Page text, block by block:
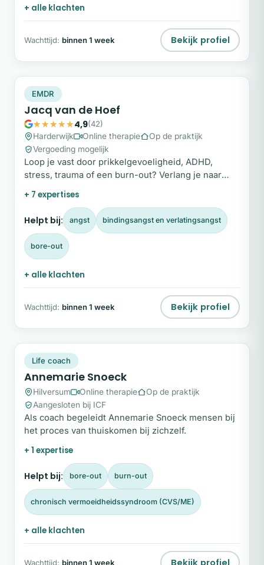
+ alle klachten
Wachttijd: binnen 1 week Bekijk profiel
Snel beschikbaar
EMDR
Jacq van de Hoef
4,9(42)
Harderwijk
Online therapie
Op de praktijk
Vergoeding mogelijk
Loop je vast door prikkelgevoeligheid, ADHD,
stress, trauma of een burn-out? Verlang je naar
rust, overzicht en een diepere verbinding met
jezelf?
+ 7 expertises
Helpt bij: angst bindingsangst en verlatingsangst
bore-out
+ alle klachten
Wachttijd: binnen 1 week Bekijk profiel
Snel beschikbaar
Life coach
Annemarie Snoeck
Hilversum Online therapie
Op de praktijk
Aangesloten bij ICF
Als coach begeleidt Annemarie Snoeck mensen bij
het proces van thuiskomen bij zichzelf.
+ 1 expertise
Helpt bij: bore-out burn-out
chronisch vermoeidheidssyndroom (CVS/ME)
+ alle klachten
Wachttijd: binnen 1 week Bekijk profiel